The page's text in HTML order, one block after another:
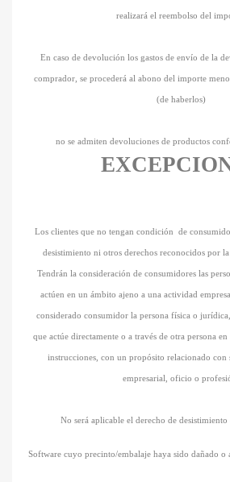
realizará el reembolso del
En caso de devolución los gastos de envío de la
comprador, se procederá al abono del importe
(de haberlos)
no se admiten devoluciones de productos
Los clientes que no tengan condición de
desistimiento ni otros derechos reconocidos por
Tendrán la consideración de consumidores las
actúen en un ámbito ajeno a una actividad
considerado consumidor la persona física o
que actúe directamente o a través de otra persona
instrucciones, con un propósito relacionado con
empresarial, oficio o
No será aplicable el derecho de
Software cuyo precinto/embalaje haya sido dañado o